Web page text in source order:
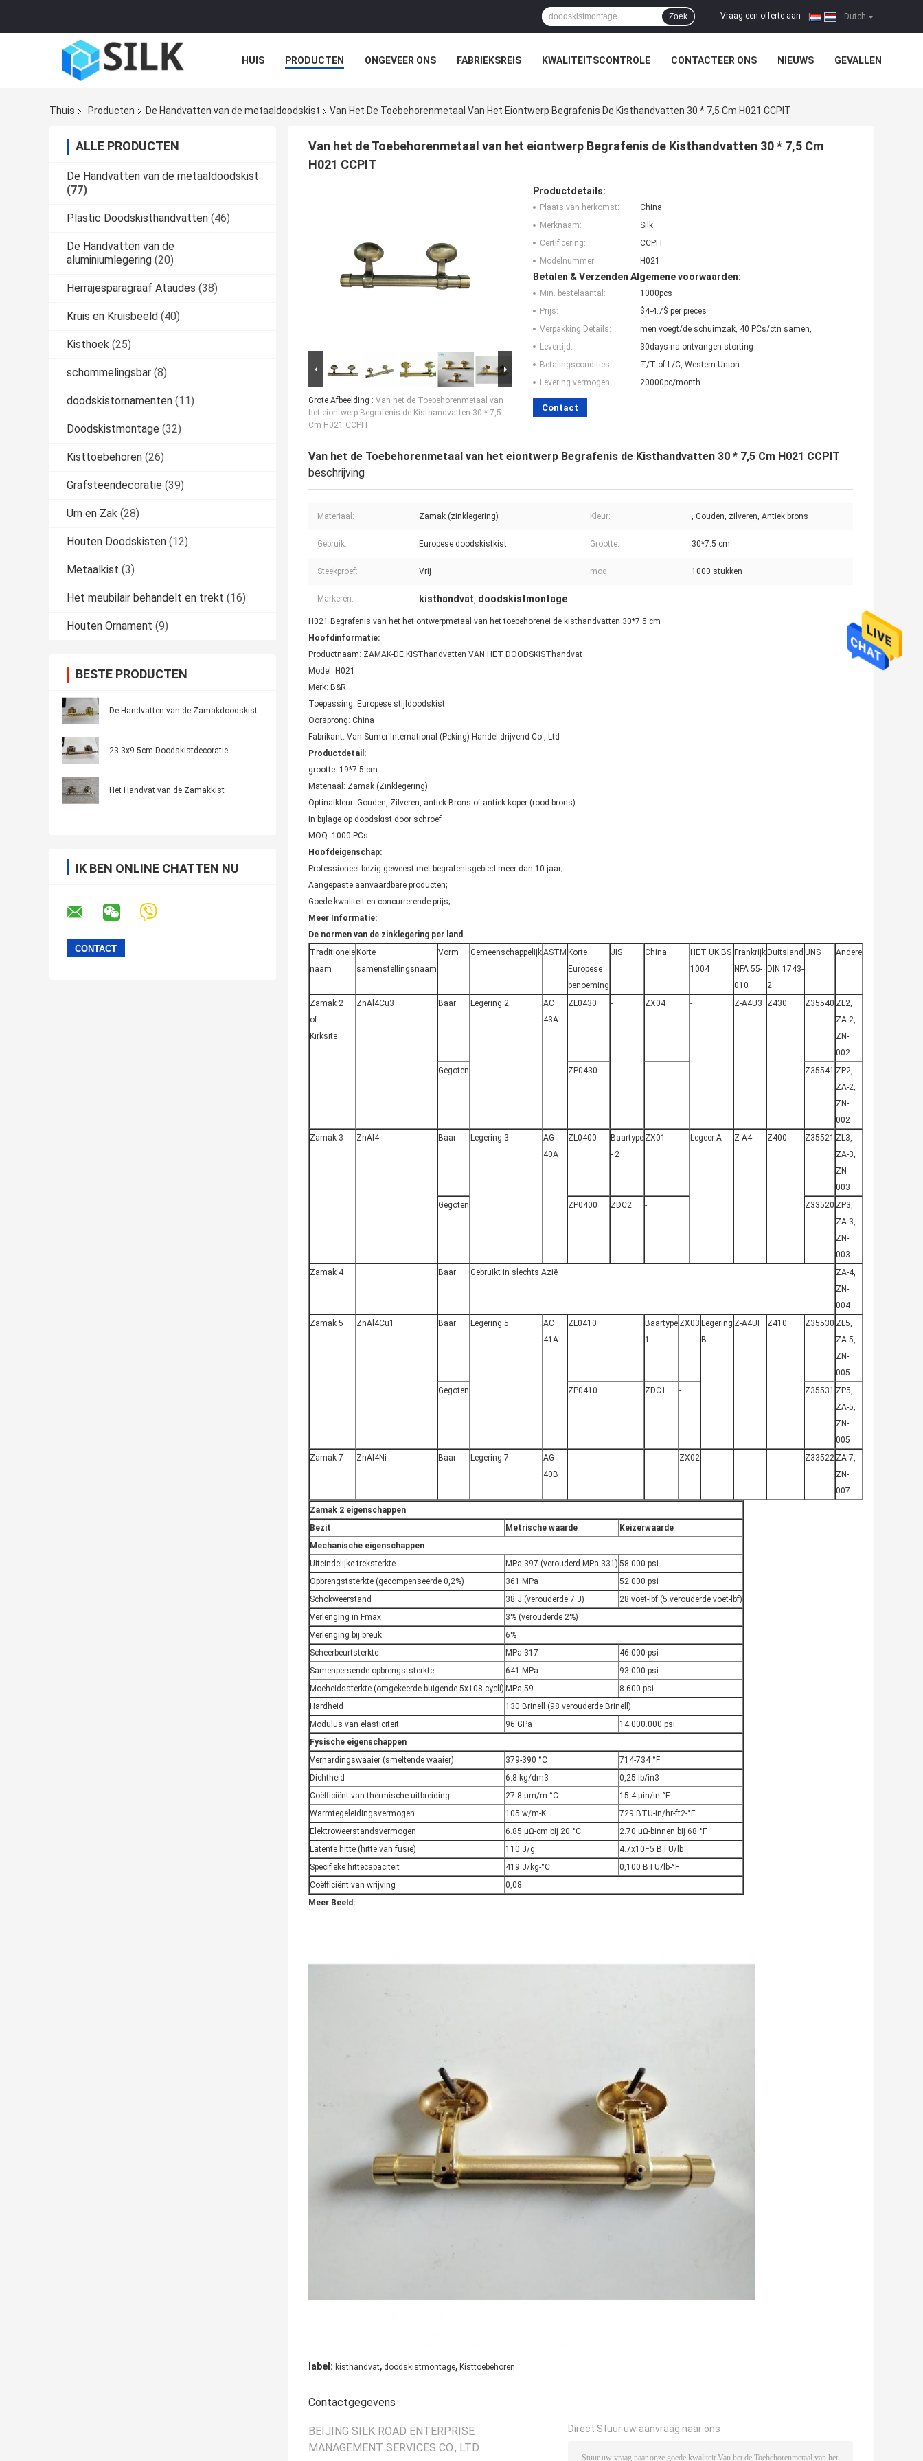
Dutch
Vraag een offerte aan
Zoek
HUIS PRODUCTEN ONGEVEER ONS FABRIEKSREIS KWALITEITSCONTROLE CONTACTEER ONS NIEUWS GEVALLEN
Thuis Producten De Handvatten van de metaaldoodskist Van Het De Toebehorenmetaal Van Het Eiontwerp Begrafenis De Kisthandvatten 30 * 7,5 Cm H021 CCPIT
ALLE PRODUCTEN
De Handvatten van de metaaldoodskist
(77)
Plastic Doodskisthandvatten (46)
De Handvatten van de
aluminiumlegering (20)
Herrajesparagraaf Ataudes (38)
Kruis en Kruisbeeld (40)
Kisthoek (25)
schommelingsbar (8)
doodskistornamenten (11)
Doodskistmontage (32)
Kisttoebehoren (26)
Grafsteendecoratie (39)
Urn en Zak (28)
Houten Doodskisten (12)
Metaalkist (3)
Het meubilair behandelt en trekt (16)
Houten Ornament (9)
BESTE PRODUCTEN
De Handvatten van de Zamakdoodskist
23.3x9.5cm Doodskistdecoratie
Het Handvat van de Zamakkist
IK BEN ONLINE CHATTEN NU
Van het de Toebehorenmetaal van het eiontwerp Begrafenis de Kisthandvatten 30 * 7,5 Cm
H021 CCPIT
Grote Afbeelding : Van het de Toebehorenmetaal van
het eiontwerp Begrafenis de Kisthandvatten 30 * 7,5
Cm H021 CCPIT
Productdetails:
Plaats van herkomst:
China
Merknaam:
Silk
Certificering:
CCPIT
Modelnummer:
H021
Betalen & Verzenden Algemene voorwaarden:
Min. bestelaantal:
1000pcs
Prijs:
$4-4.7$ per pieces
Verpakking Details:
men voegt/de schuimzak, 40 PCs/ctn samen,
Levertijd:
30days na ontvangen storting
Betalingscondities:
T/T of L/C, Western Union
Levering vermogen:
20000pc/month
Contact
Van het de Toebehorenmetaal van het eiontwerp Begrafenis de Kisthandvatten 30 * 7,5 Cm H021 CCPIT
beschrijving
Materiaal: Zamak (zinklegering) Kleur: , Gouden, zilveren, Antiek brons
Gebruik: Europese doodskistkist Grootte: 30*7.5 cm
Steekproef: Vrij moq: 1000 stukken
Markeren: kisthandvat, doodskistmontage
H021 Begrafenis van het het ontwerpmetaal van het toebehorenei de kisthandvatten 30*7.5 cm
Hoofdinformatie:
Productnaam: ZAMAK-DE KISThandvatten VAN HET DOODSKISThandvat
Model: H021
Merk: B&R
Toepassing: Europese stijldoodskist
Oorsprong: China
Fabrikant: Van Sumer International (Peking) Handel drijvend Co., Ltd
Productdetail:
grootte: 19*7.5 cm
Materiaal: Zamak (Zinklegering)
Optinalkleur: Gouden, Zilveren, antiek Brons of antiek koper (rood brons)
In bijlage op doodskist door schroef
MOQ: 1000 PCs
Hoofdeigenschap:
Professioneel bezig geweest met begrafenisgebied meer dan 10 jaar;
Aangepaste aanvaardbare producten;
Goede kwaliteit en concurrerende prijs;
Meer Informatie:
De normen van de zinklegering per land
Traditionele
naam
Korte
samenstellingsnaam
Vorm GemeenschappelijkASTM Korte
Europese
benoeming
JIS China
HET UK BS
1004
Frankrijk
NFA 55-
010
Duitsland
DIN 1743-
2
UNS Andere
Zamak 2
of
Kirksite
ZnAl4Cu3 Baar Legering 2
AC
43A
ZL0430 - ZX04 - Z-A4U3 Z430 Z35540 ZL2,
ZA-2,
ZN-
002
Gegoten
ZP0430 - Z35541 ZP2,
ZA-2,
ZN-
002
Zamak 3
ZnAl4 Baar Legering 3
AG
40A
ZL0400
Baartype
- 2
ZX01 Legeer A Z-A4 Z400 Z35521 ZL3,
ZA-3,
ZN-
003
Gegoten
ZP0400 ZDC2 - Z33520 ZP3,
ZA-3,
ZN-
003
Zamak 4
Baar Gebruikt in slechts Azië
ZA-4,
ZN-
004
Zamak 5
ZnAl4Cu1 Baar Legering 5
AC
41A
ZL0410
Baartype
1
ZX03 Legering
B
Z-A4UI Z410 Z35530 ZL5,
ZA-5,
ZN-
005
Gegoten
ZP0410 ZDC1 - Z35531 ZP5,
ZA-5,
ZN-
005
Zamak 7
ZnAl4Ni Baar Legering 7
AG
40B
- - ZX02 Z33522 ZA-7,
ZN-
007
Zamak 2 eigenschappen
Bezit
Metrische waarde
Keizerwaarde
Mechanische eigenschappen
Uiteindelijke treksterkte
MPa 397 (verouderd MPa 331) 58.000 psi
Opbrengststerkte (gecompenseerde 0,2%)
361 MPa
52.000 psi
Schokweerstand
38 J (verouderde 7 J)
28 voet-lbf (5 verouderde voet-lbf)
Verlenging in Fmax
3% (verouderde 2%)
Verlenging bij breuk
6%
Scheerbeurtsterkte
MPa 317
46.000 psi
Samenpersende opbrengststerkte
641 MPa
93.000 psi
Moeheidssterkte (omgekeerde buigende 5x108-cycli) MPa 59
8.600 psi
Hardheid
130 Brinell (98 verouderde Brinell)
Modulus van elasticiteit
96 GPa
14.000.000 psi
Fysische eigenschappen
Verhardingswaaier (smeltende waaier)
379-390 °C
714-734 °F
Dichtheid
6.8 kg/dm3
0,25 lb/in3
Coëfficiënt van thermische uitbreiding
27.8 μm/m-°C
15.4 μin/in-°F
Warmtegeleidingsvermogen
105 w/m-K
729 BTU-in/hr-ft2-°F
Elektroweerstandsvermogen
6.85 μΩ-cm bij 20 °C
2.70 μΩ-binnen bij 68 °F
Latente hitte (hitte van fusie)
110 J/g
4.7x10−5 BTU/lb
Specifieke hittecapaciteit
419 J/kg-°C
0,100 BTU/lb-°F
Coëfficiënt van wrijving
0,08
Meer Beeld:
label: kisthandvat, doodskistmontage, Kisttoebehoren
Contactgegevens
BEIJING SILK ROAD ENTERPRISE
MANAGEMENT SERVICES CO., LTD.
Direct Stuur uw aanvraag naar ons